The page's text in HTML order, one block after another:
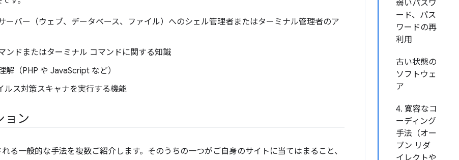
弱いパスワ
ード、パス
ワードの再
利用
古い状態の
ソフトウェ
ア
4. 寛容なコ
ーディング
手法（オー
プン リダ
イレクトや
ーバー（ウェブ、データベース、ファイル）へのシェル管理者またはターミナル管理者のア
ンドまたはターミナル コマンドに関する知識
解（PHP や JavaScript など）
ルス対策スキャナを実行する機能
ョン
る一般的な手法を複数ご紹介します。そのうちの一つがご自身のサイトに当てはまること、